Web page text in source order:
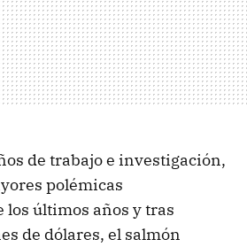
de trabajo e investigación,
polémicas
los últimos años y tras
de dólares, el salmón